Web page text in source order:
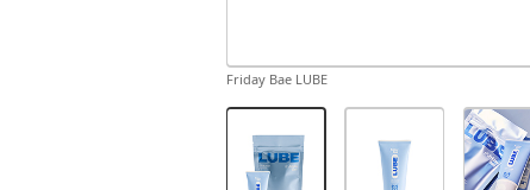
Friday Bae LUBE